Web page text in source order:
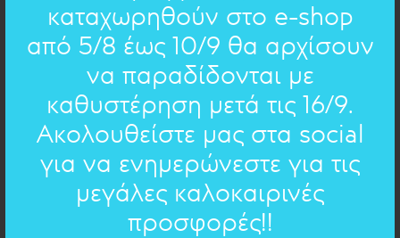
ΔΙΑΤΡΗΤΑ: ΒΡΑΧΙΟΛΙ
καταχωρηθούν στο e-shop
από 5/8 έως 10/9 θα αρχίσουν
να παραδίδονται με
καθυστέρηση μετά τις 16/9.
Ακολουθείστε μας στα social
για να ενημερώνεστε για τις
μεγάλες καλοκαιρινές
προσφορές!!